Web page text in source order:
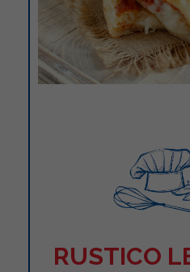
RUSTICO